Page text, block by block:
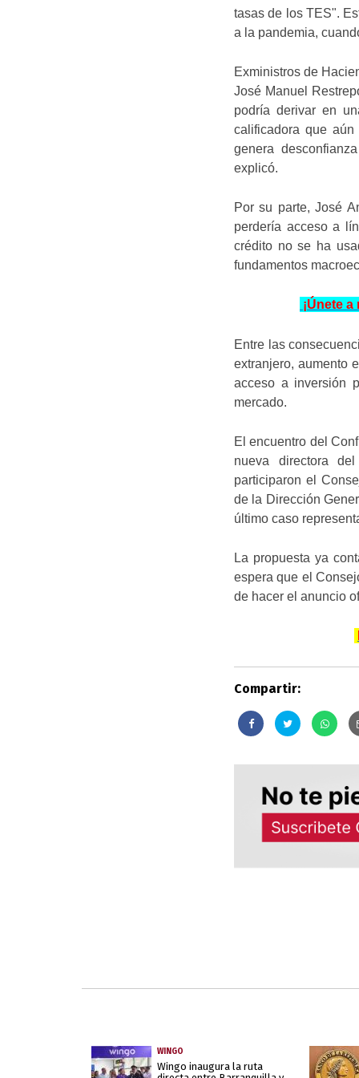
tasas de los TES".
a la pandemia,
Exministros de
José Manuel
podría derivar en
calificadora que
genera
explicó.
Por su parte, José
perdería acceso a
crédito no se ha
fundamentos
¡Únete
Entre las
extranjero, aumento
acceso a inversión
mercado.
El encuentro del
nueva directora
participaron el
de la Dirección
último caso
La propuesta ya
espera que el
de hacer el anuncio
Compartir:
WINGO
Wingo inaugura la ruta